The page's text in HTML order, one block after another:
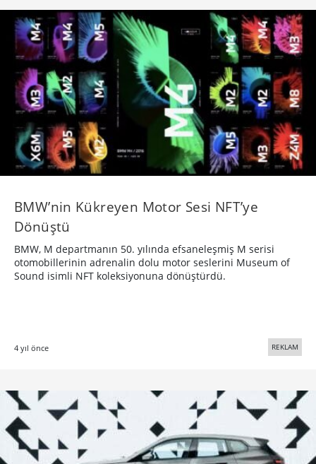
BMW’nin Kükreyen Motor Sesi NFT’ye
Dönüştü
BMW, M departmanın 50. yılında efsaneleşmiş M serisi
otomobillerinin adrenalin dolu motor seslerini Museum of
Sound isimli NFT koleksiyonuna dönüştürdü.
4 yıl önce REKLAM